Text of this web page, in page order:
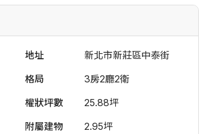
地址
新北市新莊區中泰街
格局
3房2廳2衛
權狀坪數
25.88坪
附屬建物
2.95坪